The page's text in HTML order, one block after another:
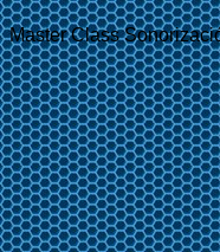
Master Class